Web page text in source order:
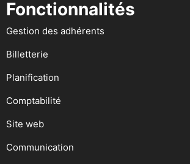
Fonctionnalités
Gestion des adhérents
Billetterie
Planification
Comptabilité
Site web
Communication